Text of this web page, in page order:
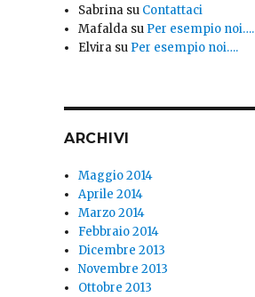
Sabrina su Contattaci
Mafalda su Per esempio noi….
Elvira su Per esempio noi….
ARCHIVI
Maggio 2014
Aprile 2014
Marzo 2014
Febbraio 2014
Dicembre 2013
Novembre 2013
Ottobre 2013